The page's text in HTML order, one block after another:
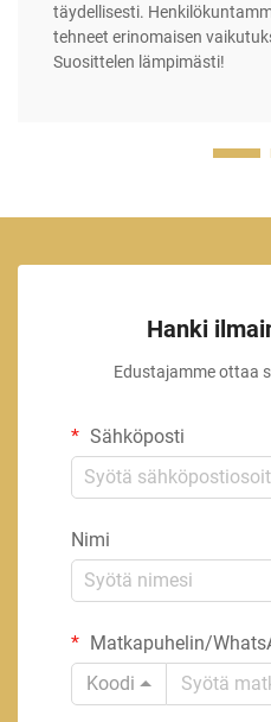
täydellisesti.
tehneet erinomaisen
Suosittelen lämpimästi!
Hanki
Edustajamme ottaa
Sähköposti
Nimi
Matkapuhelin/
Koodi